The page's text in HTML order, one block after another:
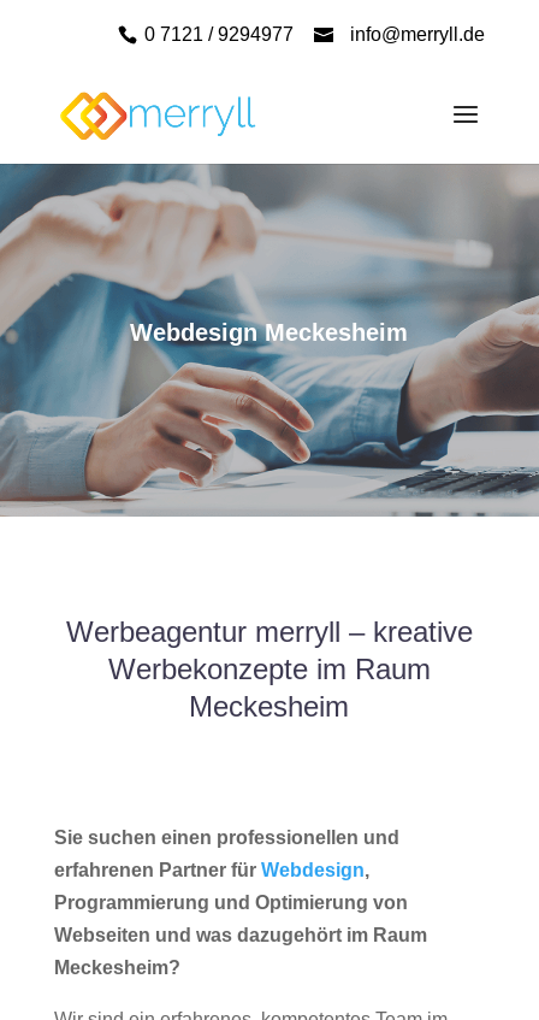
0 7121 / 9294977 info@merryll.de
Webdesign Meckesheim
Werbeagentur merryll – kreative
Werbekonzepte im Raum
Meckesheim
Sie suchen einen professionellen und
erfahrenen Partner für Webdesign,
Programmierung und Optimierung von
Webseiten und was dazugehört im Raum
Meckesheim?